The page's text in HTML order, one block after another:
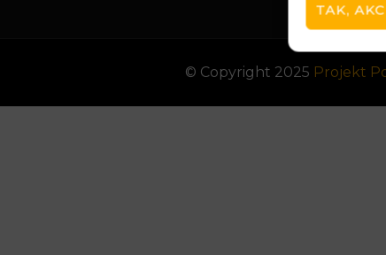
TAK,
© Copyright 2025 Projekt